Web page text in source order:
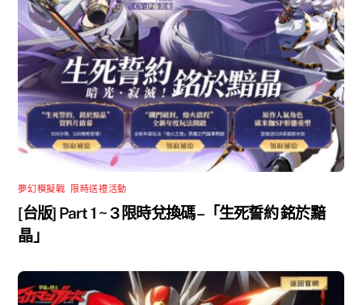
夢幻模擬戰 限時送禮活動
[台版] Part 1 ~ 3 限時兌換碼 –「生死誓約 銘於黯
晶」